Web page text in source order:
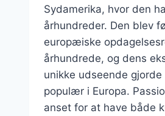
Sydamerika, hvor den
århundreder. Den blev
europæiske
århundrede, og dens
unikke udseende
populær i Europa.
anset for at have både